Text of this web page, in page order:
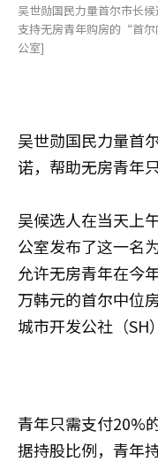
吴世勋国民力量首尔市长
支持无房青年购房的“首
公室]
吴世勋国民力量首
诺，帮助无房青年
吴候选人在当天上
公室发布了这一名
允许无房青年在今
万韩元的首尔中位
城市开发公社（SH
青年只需支付20%
据持股比例，青年